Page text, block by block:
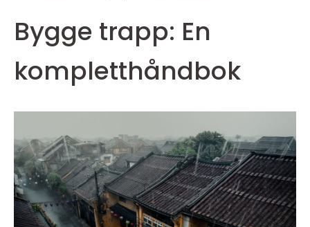
Bygge trapp: En
kompletthåndbok